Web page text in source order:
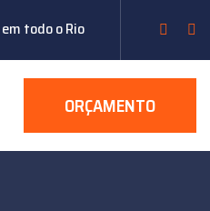
todo o Rio
ORÇAMENTO